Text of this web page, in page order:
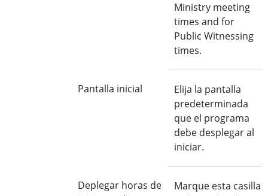
Ministry meeting
times and for
Public Witnessing
times.
Pantalla inicial
Elija la pantalla
predeterminada
que el programa
debe desplegar al
iniciar.
Deplegar horas de
Marque esta casilla